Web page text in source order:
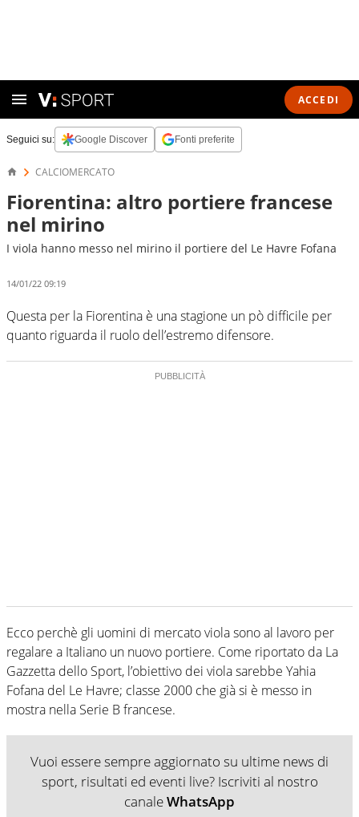
ACCEDI
Seguici su: Google Discover Fonti preferite
CALCIOMERCATO
Fiorentina: altro portiere francese
nel mirino
I viola hanno messo nel mirino il portiere del Le Havre Fofana
14/01/22 09:19
Questa per la Fiorentina è una stagione un pò difficile per
quanto riguarda il ruolo dell’estremo difensore.
Ecco perchè gli uomini di mercato viola sono al lavoro per
regalare a Italiano un nuovo portiere. Come riportato da La
Gazzetta dello Sport, l’obiettivo dei viola sarebbe Yahia
Fofana del Le Havre; classe 2000 che già si è messo in
mostra nella Serie B francese.
Vuoi essere sempre aggiornato su ultime news di
sport, risultati ed eventi live? Iscriviti al nostro
canaleWhatsApp